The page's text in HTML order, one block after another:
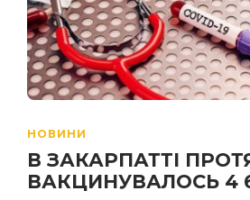
НОВИНИ
В ЗАКАРПАТТІ
ВАКЦИНУВАЛОСЬ 4